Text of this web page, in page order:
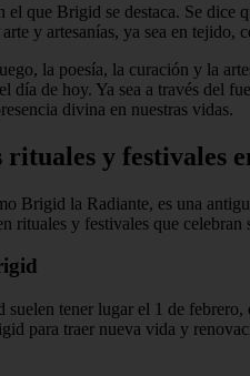
el que Brigid se destaca. Se
arte y artesanías, ya sea en
la poesía, la curación y la
día de hoy. Ya sea a través del
divina en nuestras vidas.
rituales y festivales
Brigid la Radiante, es una
rituales y festivales que celebran
tener lugar el 1 de
para traer nueva vida y